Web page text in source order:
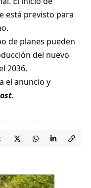
está previsto para
de planes pueden
del nuevo
2036.
el anuncio y
.